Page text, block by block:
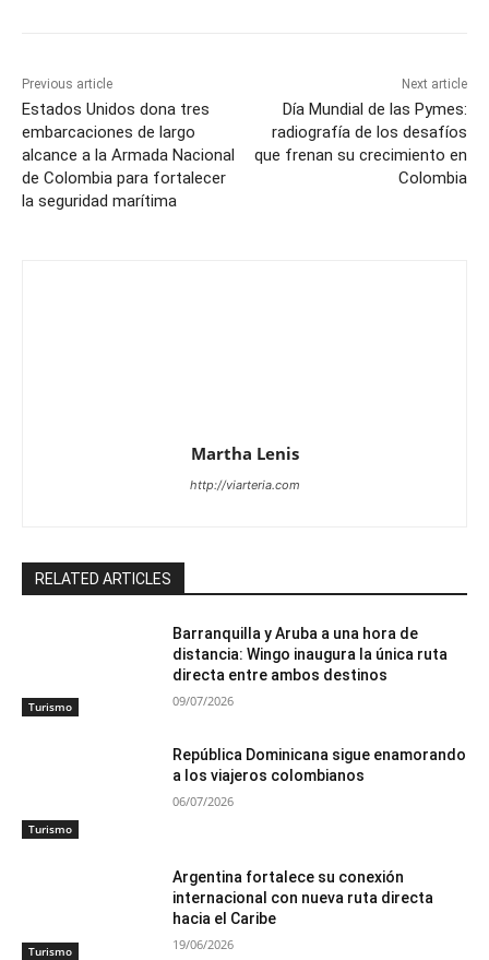
Previous article
Estados Unidos dona tres
embarcaciones de largo
alcance a la Armada Nacional
de Colombia para fortalecer
la seguridad marítima
Next article
Día Mundial de las Pymes:
radiografía de los desafíos
que frenan su crecimiento en
Colombia
Martha Lenis
http://viarteria.com
RELATED ARTICLES
Turismo
Barranquilla y Aruba a una hora de
distancia: Wingo inaugura la única ruta
directa entre ambos destinos
09/07/2026
Turismo
República Dominicana sigue enamorando
a los viajeros colombianos
06/07/2026
Turismo
Argentina fortalece su conexión
internacional con nueva ruta directa
hacia el Caribe
19/06/2026